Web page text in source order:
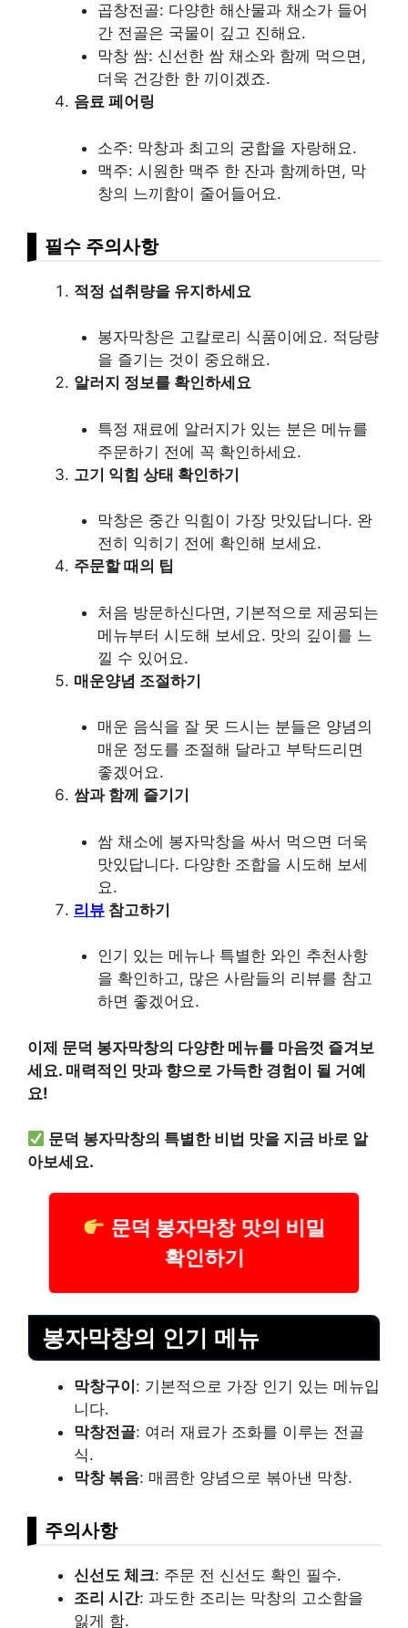
곱창전골: 다양한 해산물과 채소가 들어
간 전골은 국물이 깊고 진해요.
막창 쌈: 신선한 쌈 채소와 함께 먹으면,
더욱 건강한 한 끼이겠죠.
음료 페어링
소주: 막창과 최고의 궁합을 자랑해요.
맥주: 시원한 맥주 한 잔과 함께하면, 막
창의 느끼함이 줄어들어요.
필수 주의사항
적정 섭취량을 유지하세요
봉자막창은 고칼로리 식품이에요. 적당량
을 즐기는 것이 중요해요.
알러지 정보를 확인하세요
특정 재료에 알러지가 있는 분은 메뉴를
주문하기 전에 꼭 확인하세요.
고기 익힘 상태 확인하기
막창은 중간 익힘이 가장 맛있답니다. 완
전히 익히기 전에 확인해 보세요.
주문할 때의 팁
처음 방문하신다면, 기본적으로 제공되는
메뉴부터 시도해 보세요. 맛의 깊이를 느
낄 수 있어요.
매운양념 조절하기
매운 음식을 잘 못 드시는 분들은 양념의
매운 정도를 조절해 달라고 부탁드리면
좋겠어요.
쌈과 함께 즐기기
쌈 채소에 봉자막창을 싸서 먹으면 더욱
맛있답니다. 다양한 조합을 시도해 보세
요.
리뷰 참고하기
인기 있는 메뉴나 특별한 와인 추천사항
을 확인하고, 많은 사람들의 리뷰를 참고
하면 좋겠어요.
이제 문덕 봉자막창의 다양한 메뉴를 마음껏 즐겨보
세요. 매력적인 맛과 향으로 가득한 경험이 될 거예
요!
문덕 봉자막창의 특별한 비법 맛을 지금 바로 알
아보세요.
문덕 봉자막창 맛의 비밀
확인하기
봉자막창의 인기 메뉴
막창구이 : 기본적으로 가장 인기 있는 메뉴입
니다.
막창전골: 여러 재료가 조화를 이루는 전골
식.
막창 볶음: 매콤한 양념으로 볶아낸 막창.
주의사항
신선도 체크: 주문 전 신선도 확인 필수.
조리 시간: 과도한 조리는 막창의 고소함을
잃게 함.